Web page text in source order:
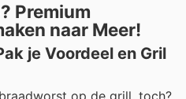
Premium
naar Meer!
je Voordeel en Gril